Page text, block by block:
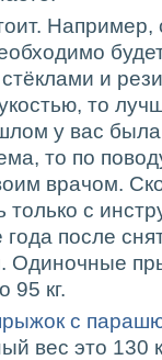
Например,
и
то
у вас
то по
врачом.
с
после
Одиночные
95 кг.
с
вес это 130